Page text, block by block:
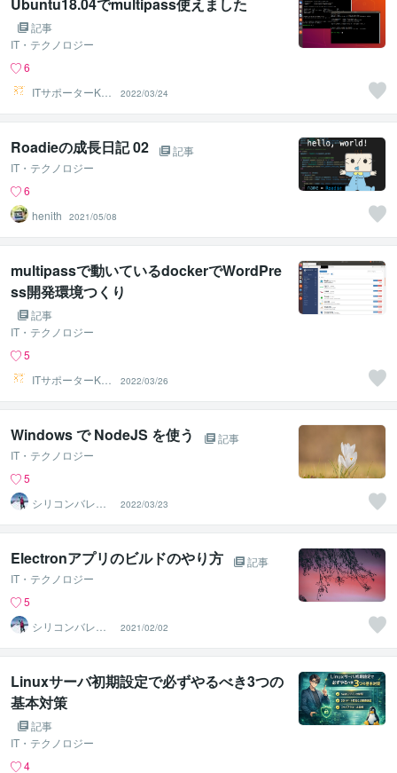
記事
IT・テクノロジー
6
ITサポーターKU
MA222
2022/03/24
Roadieの成長日記 02
記事
IT・テクノロジー
6
henith
2021/05/08
multipassで動いているdockerでWordPre
ss開発環境つくり
記事
IT・テクノロジー
5
ITサポーターKU
MA222
2022/03/26
Windows で NodeJS を使う
記事
IT・テクノロジー
5
シリコンバレー
スーパーウエア
2022/03/23
Electronアプリのビルドのやり方
記事
IT・テクノロジー
5
シリコンバレー
スーパーウエア
2021/02/02
Linuxサーバ初期設定で必ずやるべき3つの
基本対策
記事
IT・テクノロジー
4